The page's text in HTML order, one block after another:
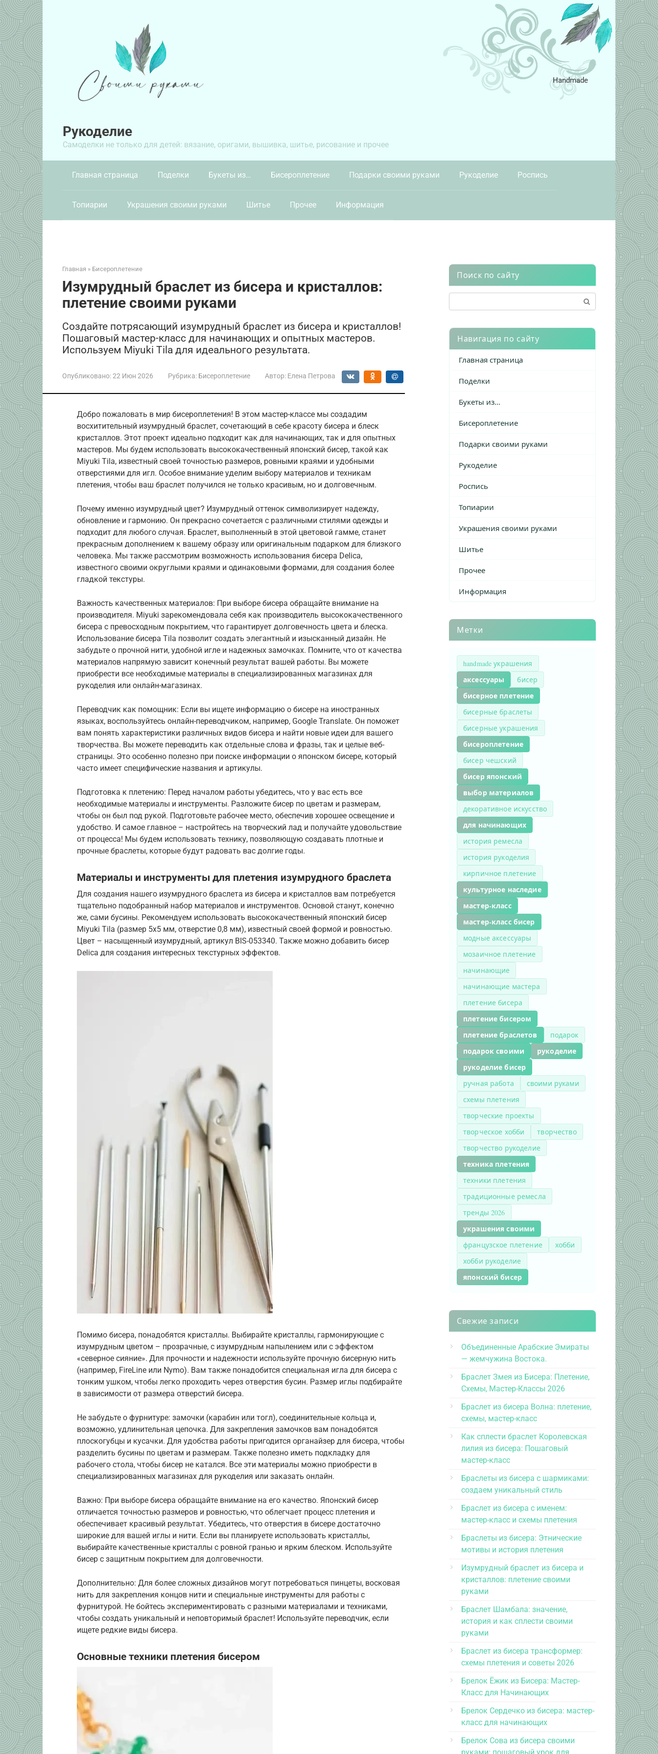
Перейти
к
контенту
Рукоделие
Самоделки не только для детей: вязание, оригами, вышивка, шитье, рисование и прочее
Handmade
Главная страница Поделки Букеты из… Бисероплетение Подарки своими руками Рукоделие Роспись
Топиарии Украшения своими руками Шитье Прочее Информация
Главная » Бисероплетение
Изумрудный браслет из бисера и кристаллов:
плетение своими руками
Создайте потрясающий изумрудный браслет из бисера и кристаллов!
Пошаговый мастер-класс для начинающих и опытных мастеров.
Используем Miyuki Tila для идеального результата.
Опубликовано:22 Июн 2026 Рубрика: Бисероплетение Автор: Елена Петрова
Добро пожаловать в мир бисероплетения! В этом мастер-классе мы создадим
восхитительный изумрудный браслет, сочетающий в себе красоту бисера и блеск
кристаллов. Этот проект идеально подходит как для начинающих, так и для опытных
мастеров. Мы будем использовать высококачественный японский бисер, такой как
Miyuki Tila, известный своей точностью размеров, ровными краями и удобными
отверстиями для игл. Особое внимание уделим выбору материалов и техникам
плетения, чтобы ваш браслет получился не только красивым, но и долговечным.
Почему именно изумрудный цвет? Изумрудный оттенок символизирует надежду,
обновление и гармонию. Он прекрасно сочетается с различными стилями одежды и
подходит для любого случая. Браслет, выполненный в этой цветовой гамме, станет
прекрасным дополнением к вашему образу или оригинальным подарком для близкого
человека. Мы также рассмотрим возможность использования бисера Delica,
известного своими округлыми краями и одинаковыми формами, для создания более
гладкой текстуры.
Важность качественных материалов: При выборе бисера обращайте внимание на
производителя. Miyuki зарекомендовала себя как производитель высококачественного
бисера с превосходным покрытием, что гарантирует долговечность цвета и блеска.
Использование бисера Tila позволит создать элегантный и изысканный дизайн. Не
забудьте о прочной нити, удобной игле и надежных замочках. Помните, что от качества
материалов напрямую зависит конечный результат вашей работы. Вы можете
приобрести все необходимые материалы в специализированных магазинах для
рукоделия или онлайн-магазинах.
Переводчик как помощник: Если вы ищете информацию о бисере на иностранных
языках, воспользуйтесь онлайн-переводчиком, например, Google Translate. Он поможет
вам понять характеристики различных видов бисера и найти новые идеи для вашего
творчества. Вы можете переводить как отдельные слова и фразы, так и целые веб-
страницы. Это особенно полезно при поиске информации о японском бисере, который
часто имеет специфические названия и артикулы.
Подготовка к плетению: Перед началом работы убедитесь, что у вас есть все
необходимые материалы и инструменты. Разложите бисер по цветам и размерам,
чтобы он был под рукой. Подготовьте рабочее место, обеспечив хорошее освещение и
удобство. И самое главное – настройтесь на творческий лад и получайте удовольствие
от процесса! Мы будем использовать технику, позволяющую создавать плотные и
прочные браслеты, которые будут радовать вас долгие годы.
Материалы и инструменты для плетения изумрудного браслета
Для создания нашего изумрудного браслета из бисера и кристаллов вам потребуется
тщательно подобранный набор материалов и инструментов. Основой станут, конечно
же, сами бусины. Рекомендуем использовать высококачественный японский бисер
Miyuki Tila (размер 5х5 мм, отверстие 0,8 мм), известный своей формой и ровностью.
Цвет – насыщенный изумрудный, артикул BIS-053340. Также можно добавить бисер
Delica для создания интересных текстурных эффектов.
Помимо бисера, понадобятся кристаллы. Выбирайте кристаллы, гармонирующие с
изумрудным цветом – прозрачные, с изумрудным напылением или с эффектом
«северное сияние». Для прочности и надежности используйте прочную бисерную нить
(например, FireLine или Nymo). Вам также понадобится специальная игла для бисера с
тонким ушком, чтобы легко проходить через отверстия бусин. Размер иглы подбирайте
в зависимости от размера отверстий бисера.
Не забудьте о фурнитуре: замочки (карабин или тогл), соединительные кольца и,
возможно, удлинительная цепочка. Для закрепления замочков вам понадобятся
плоскогубцы и кусачки. Для удобства работы пригодится органайзер для бисера, чтобы
разделить бусины по цветам и размерам. Также полезно иметь подкладку для
рабочего стола, чтобы бисер не катался. Все эти материалы можно приобрести в
специализированных магазинах для рукоделия или заказать онлайн.
Важно: При выборе бисера обращайте внимание на его качество. Японский бисер
отличается точностью размеров и ровностью, что облегчает процесс плетения и
обеспечивает красивый результат. Убедитесь, что отверстия в бисере достаточно
широкие для вашей иглы и нити. Если вы планируете использовать кристаллы,
выбирайте качественные кристаллы с ровной гранью и ярким блеском. Используйте
бисер с защитным покрытием для долговечности.
Дополнительно: Для более сложных дизайнов могут потребоваться пинцеты, восковая
нить для закрепления концов нити и специальные инструменты для работы с
фурнитурой. Не бойтесь экспериментировать с разными материалами и техниками,
чтобы создать уникальный и неповторимый браслет! Используйте переводчик, если
ищете редкие виды бисера.
Основные техники плетения бисером
Поиск по сайту
Навигация по сайту
Главная страница
Поделки
Букеты из…
Бисероплетение
Подарки своими руками
Рукоделие
Роспись
Топиарии
Украшения своими руками
Шитье
Прочее
Информация
Метки
handmade украшения
аксессуары бисер
бисерное плетение
бисерные браслеты
бисерные украшения
бисероплетение
бисер чешский
бисер японский
выбор материалов
декоративное искусство
для начинающих
история ремесла
история рукоделия
кирпичное плетение
культурное наследие
мастер-класс
мастер-класс бисер
модные аксессуары
мозаичное плетение
начинающие
начинающие мастера
плетение бисера
плетение бисером
плетение браслетов
подарок
подарок своими
рукоделие
рукоделие бисер
ручная работа
своими руками
схемы плетения
творческие проекты
творческое хобби
творчество
творчество рукоделие
техника плетения
техники плетения
традиционные ремесла
тренды 2026
украшения своими
французское плетение
хобби
хобби рукоделие
японский бисер
Свежие записи
Объединенные Арабские Эмираты
— жемчужина Востока.
Браслет Змея из Бисера: Плетение,
Схемы, Мастер-Классы 2026
Браслет из бисера Волна: плетение,
схемы, мастер-класс
Как сплести браслет Королевская
лилия из бисера: Пошаговый
мастер-класс
Браслеты из бисера с шармиками:
создаем уникальный стиль
Браслет из бисера с именем:
мастер-класс и схемы плетения
Браслеты из бисера: Этнические
мотивы и история плетения
Изумрудный браслет из бисера и
кристаллов: плетение своими
руками
Браслет Шамбала: значение,
история и как сплести своими
руками
Браслет из бисера трансформер:
схемы плетения и советы 2026
Брелок Ёжик из Бисера: Мастер-
Класс для Начинающих
Брелок Сердечко из бисера: мастер-
класс для начинающих
Брелок Сова из бисера своими